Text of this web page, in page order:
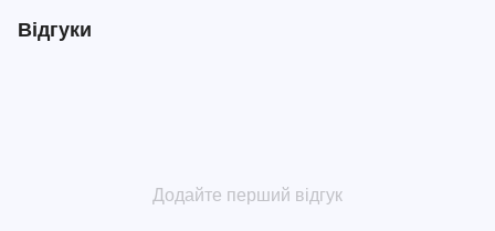
Відгуки
Додайте перший відгук